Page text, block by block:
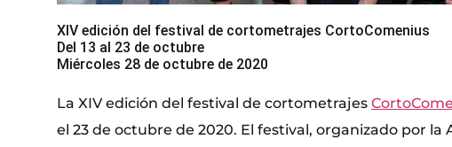
XIV edición del festival de cortometrajes CortoComenius
Del 13 al 23 de octubre
Miércoles 28 de octubre de 2020
La XIV edición del festival de cortometrajes
el 23 de octubre de 2020. El festival, organizado por la